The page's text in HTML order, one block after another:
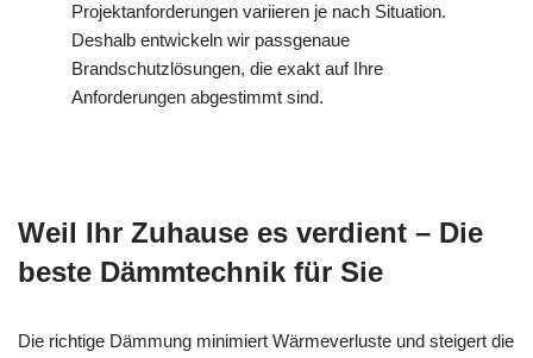
Projektanforderungen variieren je nach Situation.
Deshalb entwickeln wir passgenaue
Brandschutzlösungen, die exakt auf Ihre
Anforderungen abgestimmt sind.
Weil Ihr Zuhause es verdient – Die
beste Dämmtechnik für Sie
Die richtige Dämmung minimiert Wärmeverluste und steigert die